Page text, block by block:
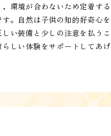
、環境が合わないため定着す
す。自然は子供の知的好奇心
しい装備と少しの注意を払う
らしい体験をサポートしてあげ